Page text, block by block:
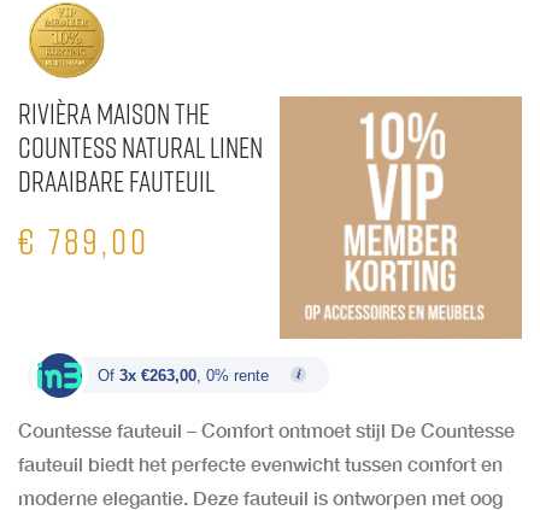
Rivièra Maison The
Countess Natural linen
Draaibare fauteuil
€ 789,00
Of 3x €263,00 , 0% rente
Countesse fauteuil – Comfort ontmoet stijl De Countesse
fauteuil biedt het perfecte evenwicht tussen comfort en
moderne elegantie. Deze fauteuil is ontworpen met oog